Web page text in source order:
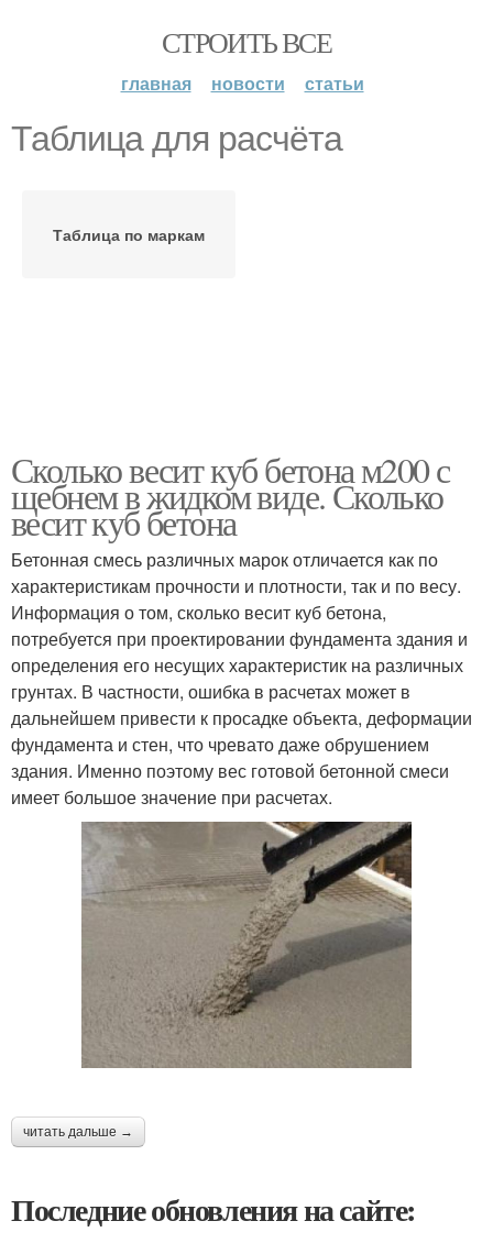
СТРОИТЬ ВСЕ
главная новости статьи
Таблица для расчёта
Таблица по маркам
Сколько весит куб бетона м200 с
щебнем в жидком виде. Сколько
весит куб бетона
Бетонная смесь различных марок отличается как по
характеристикам прочности и плотности, так и по весу.
Информация о том, сколько весит куб бетона,
потребуется при проектировании фундамента здания и
определения его несущих характеристик на различных
грунтах. В частности, ошибка в расчетах может в
дальнейшем привести к просадке объекта, деформации
фундамента и стен, что чревато даже обрушением
здания. Именно поэтому вес готовой бетонной смеси
имеет большое значение при расчетах.
читать дальше →
Последние обновления на сайте: